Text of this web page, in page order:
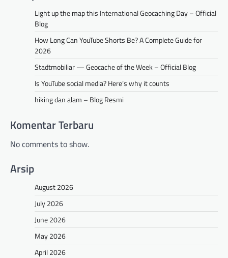
Light up the map this International Geocaching Day – Official
Blog
How Long Can YouTube Shorts Be? A Complete Guide for
2026
Stadtmobiliar — Geocache of the Week – Official Blog
Is YouTube social media? Here’s why it counts
hiking dan alam – Blog Resmi
Komentar Terbaru
No comments to show.
Arsip
August 2026
July 2026
June 2026
May 2026
April 2026